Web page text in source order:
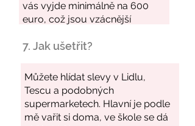
7. Jak ušetřit?